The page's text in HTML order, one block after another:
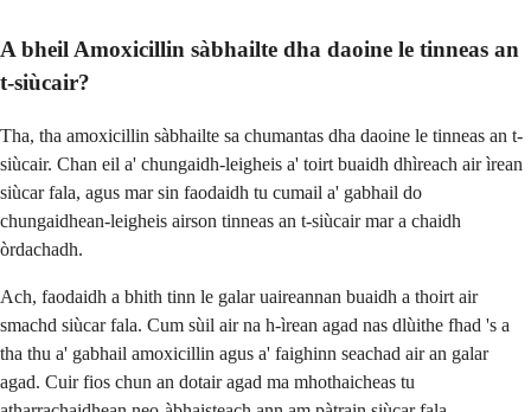
A bheil Amoxicillin sàbhailte dha daoine le tinneas an
t-siùcair?
Tha, tha amoxicillin sàbhailte sa chumantas dha daoine le tinneas an t-
siùcair. Chan eil a' chungaidh-leigheis a' toirt buaidh dhìreach air ìrean
siùcar fala, agus mar sin faodaidh tu cumail a' gabhail do
chungaidhean-leigheis airson tinneas an t-siùcair mar a chaidh
òrdachadh.
Ach, faodaidh a bhith tinn le galar uaireannan buaidh a thoirt air
smachd siùcar fala. Cum sùil air na h-ìrean agad nas dlùithe fhad 's a
tha thu a' gabhail amoxicillin agus a' faighinn seachad air an galar
agad. Cuir fios chun an dotair agad ma mhothaicheas tu